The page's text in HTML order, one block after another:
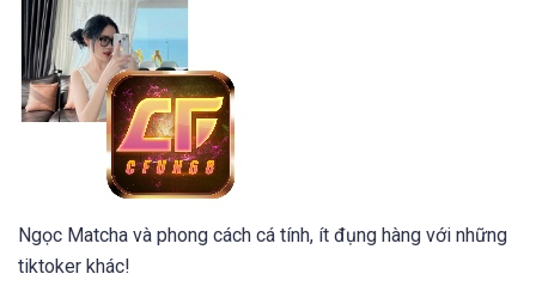
Ngọc Matcha và phong cách cá tính, ít đụng hàng với những
tiktoker khác!